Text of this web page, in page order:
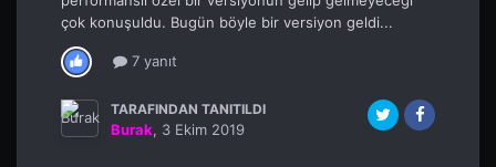
çok konuşuldu. Bugün böyle bir versiyon geldi...
7 yanıt
TARAFINDAN TANITILDI
Burak, 3 Ekim 2019